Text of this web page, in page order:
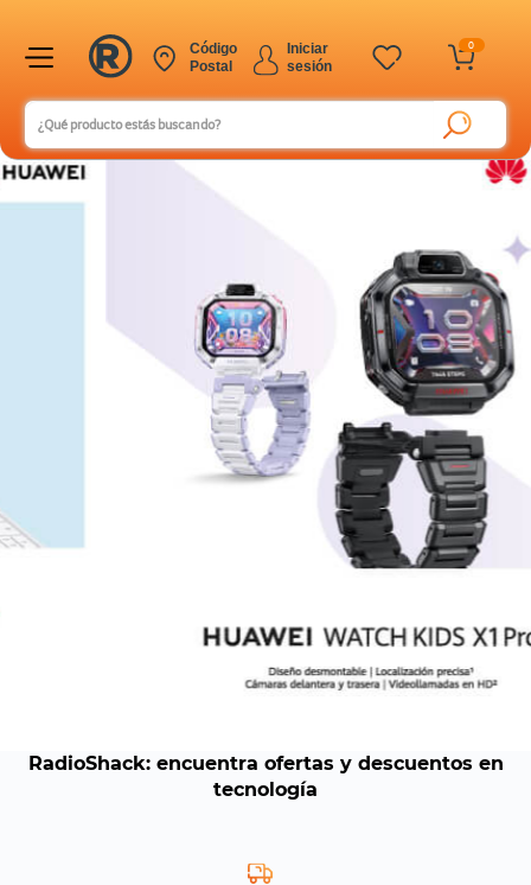
0
Iniciar
sesión
Código
Postal
RadioShack: encuentra ofertas y descuentos en
tecnología